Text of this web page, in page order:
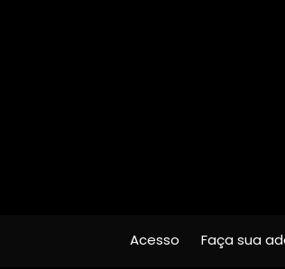
Acesso Faça sua